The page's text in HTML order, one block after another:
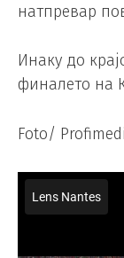
натпревар
Инаку до
финалето на
Foto/